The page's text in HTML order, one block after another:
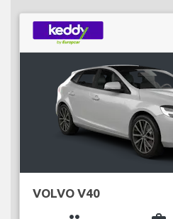
VOLVO V40